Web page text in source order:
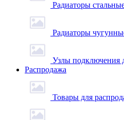
Радиаторы
Радиаторы
Узлы подключения
Распродажа
Товары для